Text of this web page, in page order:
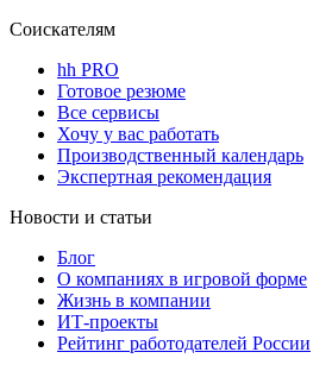
Соискателям
hh PRO
Готовое резюме
Все сервисы
Хочу у вас работать
Производственный календарь
Экспертная рекомендация
Новости и статьи
Блог
О компаниях в игровой форме
Жизнь в компании
ИТ-проекты
Рейтинг работодателей России